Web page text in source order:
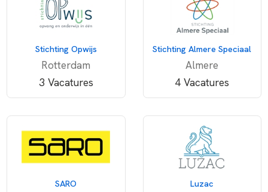
Stichting Opwijs
Rotterdam
3 Vacatures
Stichting Almere Speciaal
Almere
4 Vacatures
SARO Luzac